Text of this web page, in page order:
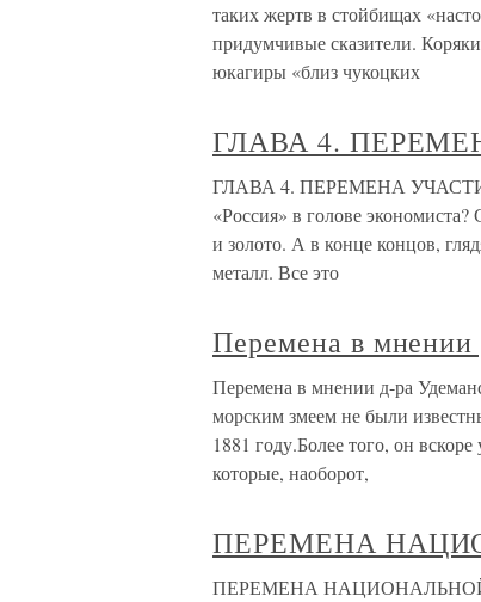
таких жертв в стойбищах
придумчивые сказители.
юкагиры «близ чукоцких
ГЛАВА 4.
ГЛАВА 4. ПЕРЕМЕНА УЧАСТИ
«Россия» в голове
и золото. А в конце концов,
металл. Все это
Перемена в мнении
Перемена в мнении д-ра
морским змеем не были
1881 году.Более того, он
которые, наоборот,
ПЕРЕМЕНА
ПЕРЕМЕНА НАЦИОНАЛЬНОЙ